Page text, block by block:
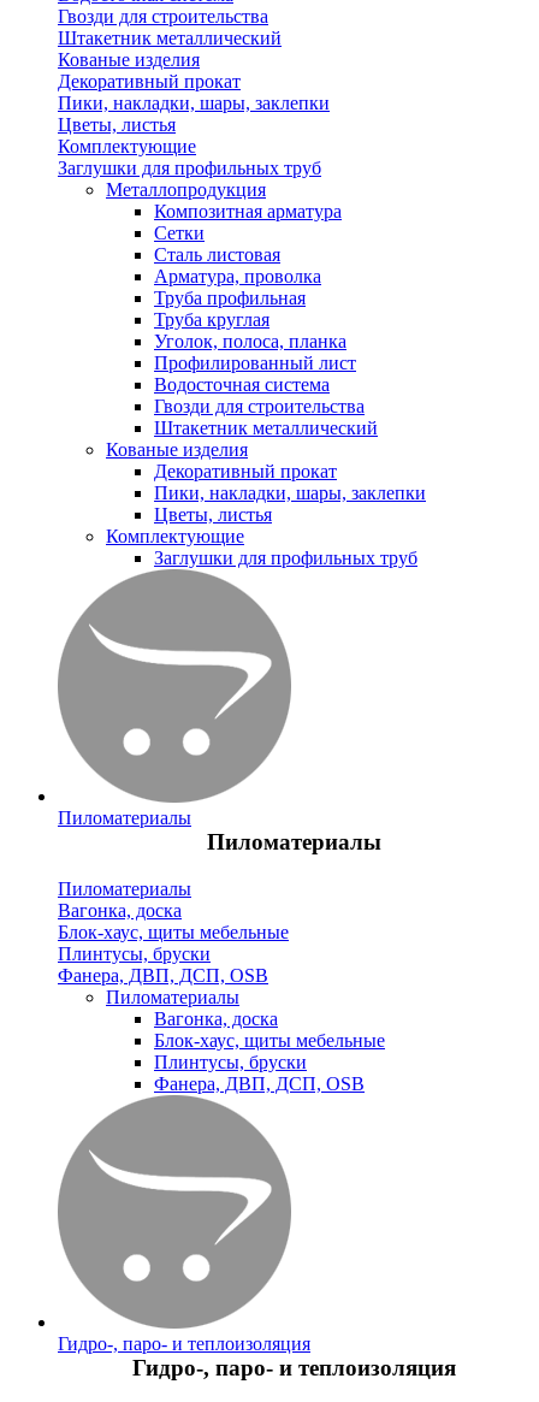
Гвозди для строительства
Штакетник металлический
Кованые изделия
Декоративный прокат
Пики, накладки, шары, заклепки
Цветы, листья
Комплектующие
Заглушки для профильных труб
Металлопродукция
Композитная арматура
Сетки
Сталь листовая
Арматура, проволка
Труба профильная
Труба круглая
Уголок, полоса, планка
Профилированный лист
Водосточная система
Гвозди для строительства
Штакетник металлический
Кованые изделия
Декоративный прокат
Пики, накладки, шары, заклепки
Цветы, листья
Комплектующие
Заглушки для профильных труб
Пиломатериалы
Пиломатериалы
Пиломатериалы
Вагонка, доска
Блок-хаус, щиты мебельные
Плинтусы, бруски
Фанера, ДВП, ДСП, OSB
Пиломатериалы
Вагонка, доска
Блок-хаус, щиты мебельные
Плинтусы, бруски
Фанера, ДВП, ДСП, OSB
Гидро-, паро- и теплоизоляция
Гидро-, паро- и теплоизоляция